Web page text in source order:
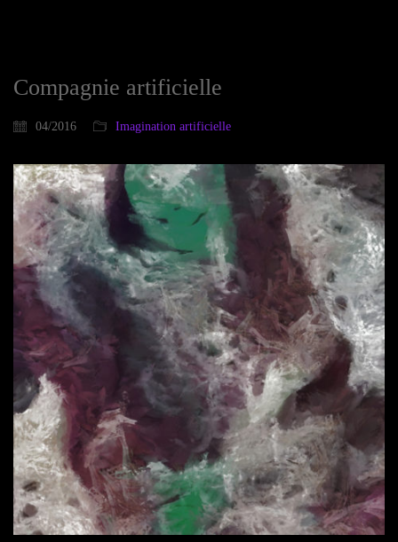
Compagnie artificielle
04/2016 Imagination artificielle